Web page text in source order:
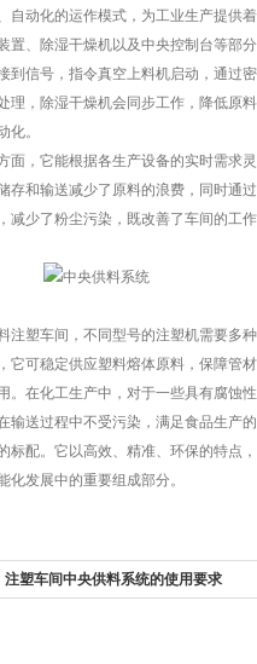
自动化的运作模式，为工业生产提供着
除湿干燥机以及中央控制台等部
信号，指令真空上料机启动，通过
，除湿干燥机会同步工作，降低原
化。​
它能根据各生产设备的实时需求
和输送减少了原料的浪费，同时通
少了粉尘污染，既改善了车间的工
车间，不同型号的注塑机需要多
可稳定供应塑料熔体原料，保障管
化工生产中，对于一些具有腐蚀
送过程中不受污染，满足食品生产的
。它以高效、精准、环保的特点
发展中的重要组成部分。
注塑车间中央供料系统的使用要求